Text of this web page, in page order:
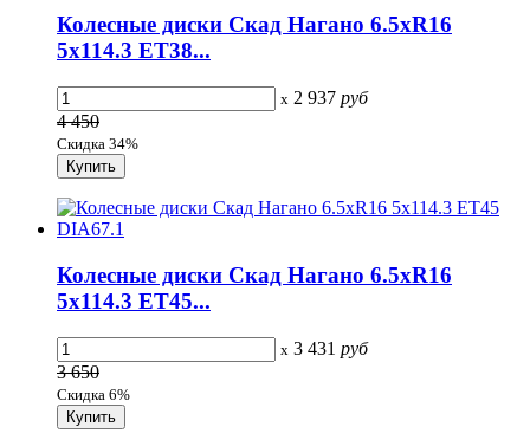
Колесные диски Скад Нагано 6.5xR16
5x114.3 ET38...
x 2 937 руб
4 450
Скидка 34%
Колесные диски Скад Нагано 6.5xR16
5x114.3 ET45...
x 3 431 руб
3 650
Скидка 6%